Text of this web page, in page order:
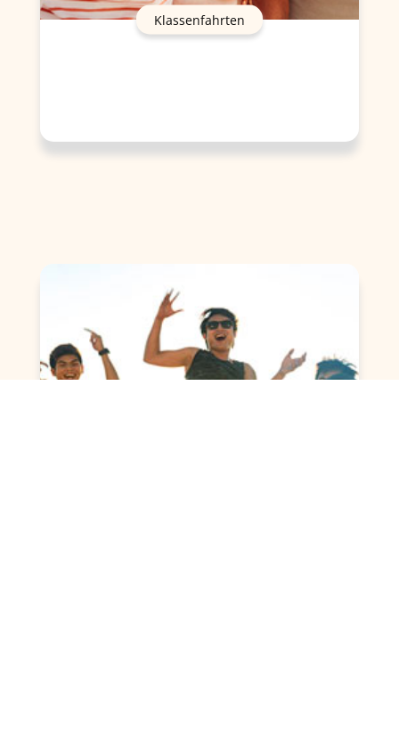
Klassenfahrten